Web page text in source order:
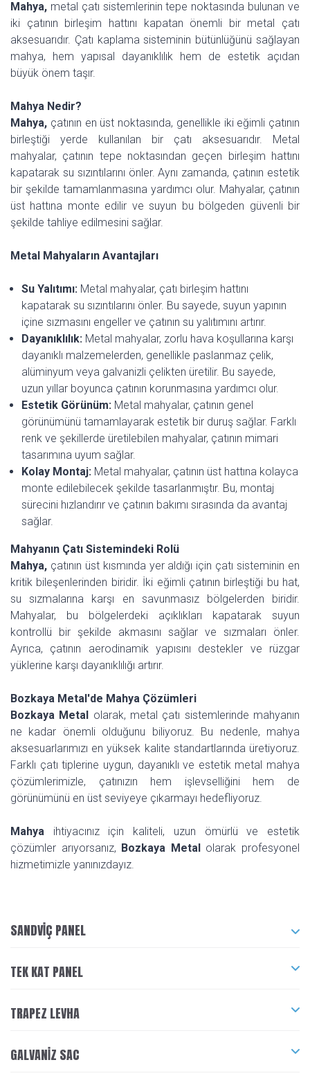
Mahya, metal çatı sistemlerinin tepe noktasında bulunan ve
iki çatının birleşim hattını kapatan önemli bir metal çatı
aksesuarıdır. Çatı kaplama sisteminin bütünlüğünü sağlayan
mahya, hem yapısal dayanıklılık hem de estetik açıdan
büyük önem taşır.
Mahya Nedir?
Mahya, çatının en üst noktasında, genellikle iki eğimli çatının
birleştiği yerde kullanılan bir çatı aksesuarıdır. Metal
mahyalar, çatının tepe noktasından geçen birleşim hattını
kapatarak su sızıntılarını önler. Aynı zamanda, çatının estetik
bir şekilde tamamlanmasına yardımcı olur. Mahyalar, çatının
üst hattına monte edilir ve suyun bu bölgeden güvenli bir
şekilde tahliye edilmesini sağlar.
Metal Mahyaların Avantajları
Su Yalıtımı: Metal mahyalar, çatı birleşim hattını
kapatarak su sızıntılarını önler. Bu sayede, suyun yapının
içine sızmasını engeller ve çatının su yalıtımını artırır.
Dayanıklılık:Metal mahyalar, zorlu hava koşullarına karşı
dayanıklı malzemelerden, genellikle paslanmaz çelik,
alüminyum veya galvanizli çelikten üretilir. Bu sayede,
uzun yıllar boyunca çatının korunmasına yardımcı olur.
Estetik Görünüm:Metal mahyalar, çatının genel
görünümünü tamamlayarak estetik bir duruş sağlar. Farklı
renk ve şekillerde üretilebilen mahyalar, çatının mimari
tasarımına uyum sağlar.
Kolay Montaj:Metal mahyalar, çatının üst hattına kolayca
monte edilebilecek şekilde tasarlanmıştır. Bu, montaj
sürecini hızlandırır ve çatının bakımı sırasında da avantaj
sağlar.
Mahyanın Çatı Sistemindeki Rolü
Mahya, çatının üst kısmında yer aldığı için çatı sisteminin en
kritik bileşenlerinden biridir. İki eğimli çatının birleştiği bu hat,
su sızmalarına karşı en savunmasız bölgelerden biridir.
Mahyalar, bu bölgelerdeki açıklıkları kapatarak suyun
kontrollü bir şekilde akmasını sağlar ve sızmaları önler.
Ayrıca, çatının aerodinamik yapısını destekler ve rüzgar
yüklerine karşı dayanıklılığı artırır.
Bozkaya Metal'de Mahya Çözümleri
Bozkaya Metal olarak, metal çatı sistemlerinde mahyanın
ne kadar önemli olduğunu biliyoruz. Bu nedenle, mahya
aksesuarlarımızı en yüksek kalite standartlarında üretiyoruz.
Farklı çatı tiplerine uygun, dayanıklı ve estetik metal mahya
çözümlerimizle, çatınızın hem işlevselliğini hem de
görünümünü en üst seviyeye çıkarmayı hedefliyoruz.
Mahya ihtiyacınız için kaliteli, uzun ömürlü ve estetik
çözümler arıyorsanız, Bozkaya Metalolarak profesyonel
hizmetimizle yanınızdayız.
SANDVIÇ PANEL
TEK KAT PANEL
TRAPEZ LEVHA
GALVANIZ SAC